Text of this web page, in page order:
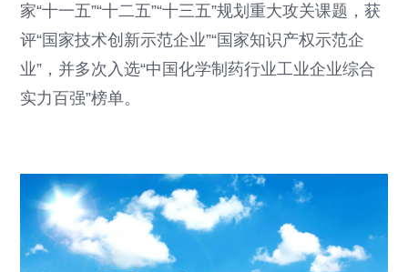
家“十一五”“十二五”“十三五”规划重大攻关课题，获
评“国家技术创新示范企业”“国家知识产权示范企
业”，并多次入选“中国化学制药行业工业企业综合
实力百强”榜单。